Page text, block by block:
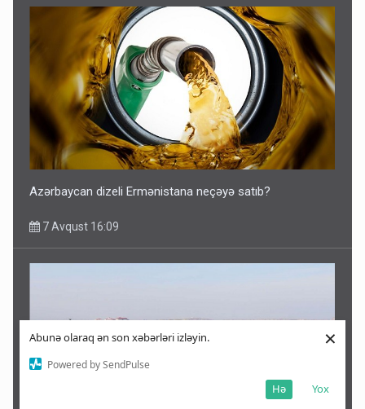
Abunə olaraq ən son xəbərləri izləyin.
Powered by SendPulse
Yox
Hə
×
Azərbaycan dizeli Ermənistana neçəyə satıb?
7 Avqust 16:09